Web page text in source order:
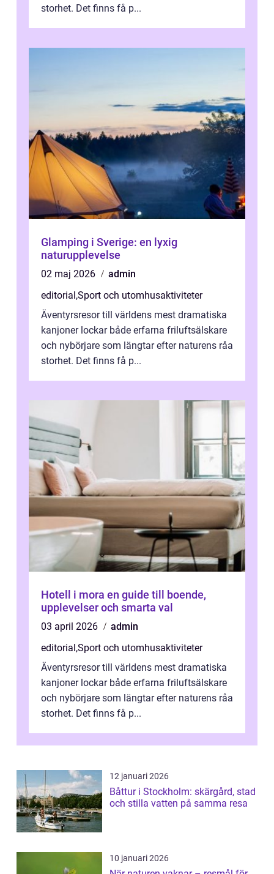
storhet. Det finns få p...
Glamping i Sverige: en lyxig
naturupplevelse
02 maj 2026
admin
editorial ,Sport och utomhusaktiviteter
Äventyrsresor till världens mest dramatiska
kanjoner lockar både erfarna friluftsälskare
och nybörjare som längtar efter naturens råa
storhet. Det finns få p...
Hotell i mora en guide till boende,
upplevelser och smarta val
03 april 2026
admin
editorial ,Sport och utomhusaktiviteter
Äventyrsresor till världens mest dramatiska
kanjoner lockar både erfarna friluftsälskare
och nybörjare som längtar efter naturens råa
storhet. Det finns få p...
12 januari 2026
Båttur i Stockholm: skärgård, stad
och stilla vatten på samma resa
10 januari 2026